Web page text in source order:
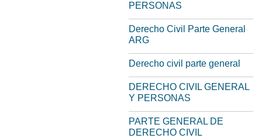
PERSONAS
Derecho Civil Parte General
ARG
Derecho civil parte general
DERECHO CIVIL GENERAL
Y PERSONAS
PARTE GENERAL DE
DERECHO CIVIL